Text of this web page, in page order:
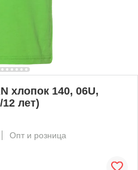
хлопок 140, 06U,
лет)
Опт и розница